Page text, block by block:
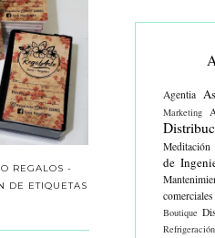
REGALOS -
DE ETIQUETAS
Agentia
Marketing
Meditación
de
comerciales
Boutique
Refrigeración